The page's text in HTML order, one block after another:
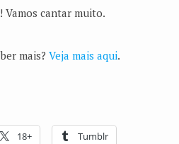
Vamos cantar muito.
mais? Veja mais aqui.
18+ Tumblr